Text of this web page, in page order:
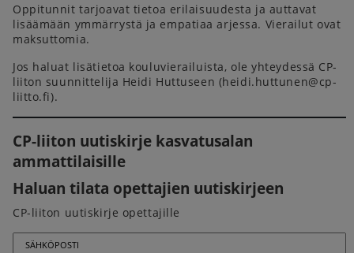
Oppitunnit tarjoavat tietoa erilaisuudesta ja auttavat
lisäämään ymmärrystä ja empatiaa arjessa. Vierailut ovat
maksuttomia.
Jos haluat lisätietoa kouluvierailuista, ole yhteydessä CP-
liiton suunnittelija Heidi Huttuseen (heidi.huttunen@cp-
liitto.fi).
CP-liiton uutiskirje kasvatusalan
ammattilaisille
Haluan tilata opettajien uutiskirjeen
CP-liiton uutiskirje opettajille
SÄHKÖPOSTI